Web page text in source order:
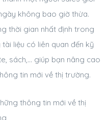
không bao giờ thừa.
thời gian nhất định trong
liệu có liên quan đến kỹ
sách,… giúp bạn nâng cao
tin mới về thị trường.